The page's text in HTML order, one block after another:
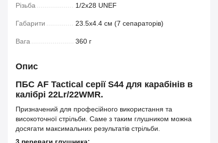
Різьба 1/2x28 UNEF
Габарити 23.5х4.4 см (7 сепараторів)
Вага 360 г
Опис
ПБС AF Tactical серії S44 для карабінів в
калібрі 22Lr/22WMR.
Призначений для професійного використання та
високоточної стрільби. Саме з таким глушником можна
досягати максимальних результатів стрільби.
3 переваги глушника: